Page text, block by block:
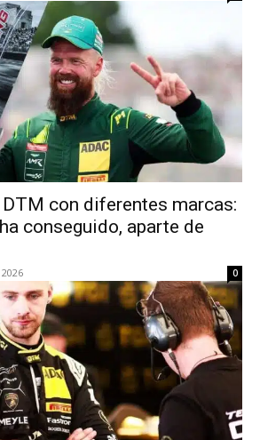
con diferentes marcas:
conseguido, aparte de
0